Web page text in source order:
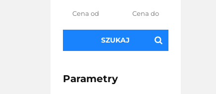
SZUKAJ
Parametry